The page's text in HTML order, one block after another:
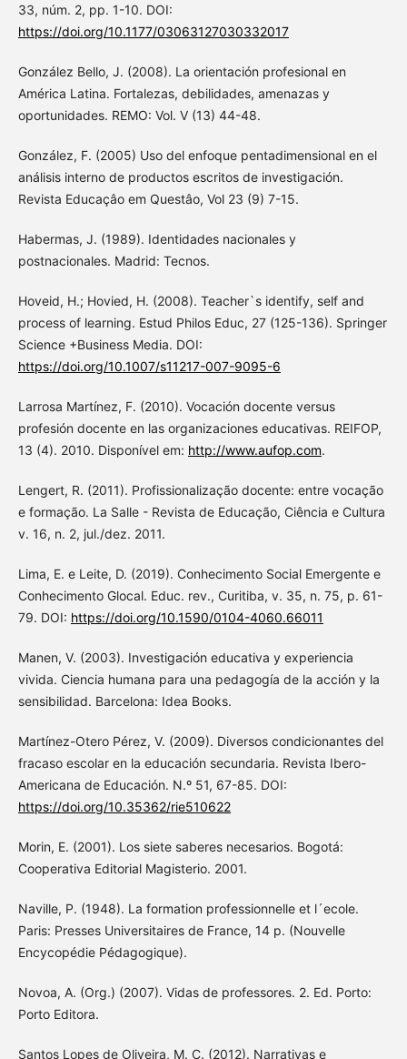
33, núm. 2, pp. 1-10. DOI:
https://doi.org/10.1177/03063127030332017
González Bello, J. (2008). La orientación profesional en
América Latina. Fortalezas, debilidades, amenazas y
oportunidades. REMO: Vol. V (13) 44-48.
González, F. (2005) Uso del enfoque pentadimensional en el
análisis interno de productos escritos de investigación.
Revista Educaçâo em Questâo, Vol 23 (9) 7-15.
Habermas, J. (1989). Identidades nacionales y
postnacionales. Madrid: Tecnos.
Hoveid, H.; Hovied, H. (2008). Teacher`s identify, self and
process of learning. Estud Philos Educ, 27 (125-136). Springer
Science +Business Media. DOI:
https://doi.org/10.1007/s11217-007-9095-6
Larrosa Martínez, F. (2010). Vocación docente versus
profesión docente en las organizaciones educativas. REIFOP,
13 (4). 2010. Disponível em: http://www.aufop.com.
Lengert, R. (2011). Profissionalização docente: entre vocação
e formação. La Salle - Revista de Educação, Ciência e Cultura
v. 16, n. 2, jul./dez. 2011.
Lima, E. e Leite, D. (2019). Conhecimento Social Emergente e
Conhecimento Glocal. Educ. rev., Curitiba, v. 35, n. 75, p. 61-
79. DOI: https://doi.org/10.1590/0104-4060.66011
Manen, V. (2003). Investigación educativa y experiencia
vivida. Ciencia humana para una pedagogía de la acción y la
sensibilidad. Barcelona: Idea Books.
Martínez-Otero Pérez, V. (2009). Diversos condicionantes del
fracaso escolar en la educación secundaria. Revista Ibero-
Americana de Educación. N.º 51, 67-85. DOI:
https://doi.org/10.35362/rie510622
Morin, E. (2001). Los siete saberes necesarios. Bogotá:
Cooperativa Editorial Magisterio. 2001.
Naville, P. (1948). La formation professionnelle et l´ecole.
Paris: Presses Universitaires de France, 14 p. (Nouvelle
Encycopédie Pédagogique).
Novoa, A. (Org.) (2007). Vidas de professores. 2. Ed. Porto:
Porto Editora.
Santos Lopes de Oliveira, M. C. (2012). Narrativas e